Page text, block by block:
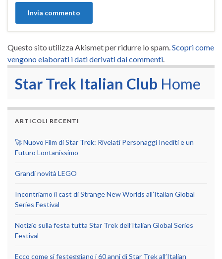
Questo sito utilizza Akismet per ridurre lo spam.Scopri come
vengono elaborati i dati derivati dai commenti.
Star Trek Italian Club Home
ARTICOLI RECENTI
🚀 Nuovo Film di Star Trek: Rivelati Personaggi Inediti e un
Futuro Lontanissimo
Grandi novità LEGO
Incontriamo il cast di Strange New Worlds all’Italian Global
Series Festival
Notizie sulla festa tutta Star Trek dell’Italian Global Series
Festival
Ecco come si festeggiano i 60 anni di Star Trek all’Italian